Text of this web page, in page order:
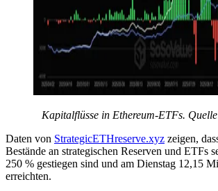
Kapitalflüsse in Ethereum-ETFs.
Daten von StrategicETHreserve.xyz zeigen,
Bestände an strategischen Reserven und ETFs
250 % gestiegen sind und am Dienstag 12,15
erreichten.